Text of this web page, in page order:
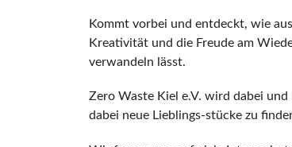
Kommt vorbei und entdeckt, wie
Kreativität und die Freude am
verwandeln lässt.
Zero Waste Kiel e.V. wird dabei
dabei neue Lieblings-stücke zu